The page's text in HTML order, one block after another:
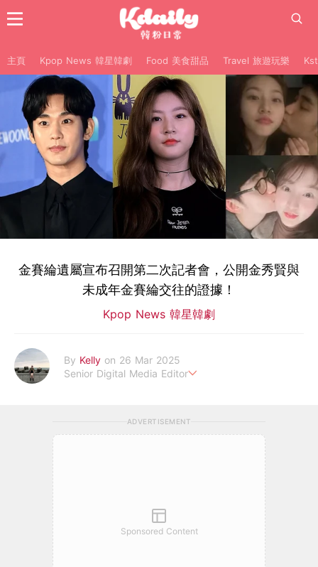
主頁 Kpop News 韓星韓劇 Food 美食甜品 Travel 旅遊玩樂
金賽綸遺屬宣布召開第二次記者會，公開金秀賢與
未成年金賽綸交往的證據！
Kpop News 韓星韓劇
By Kelly on 26 Mar 2025
Senior Digital Media Editor
ADVERTISEMENT
Sponsored Content